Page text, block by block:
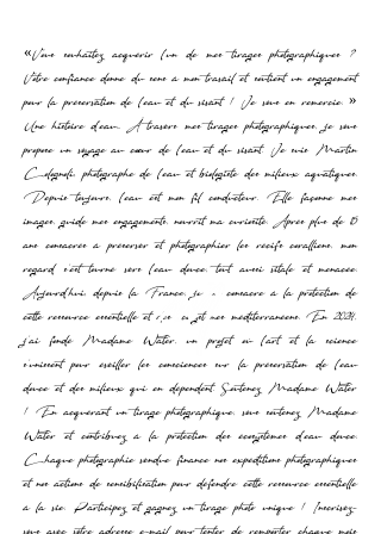
«Vous souhaitez acquérir l’un de mes tirages photographiques ?
Votre confiance donne du sens à mon travail et soutient un engagement
pour la préservation de l’eau et du vivant ! Je vous en remercie. »
Une histoire d’eau... À travers mes tirages photographiques, je vous
propose un voyage au cœur de l’eau et du vivant. Je suis Martin
Colognoli, photographe de l’eau et biologiste des milieux aquatiques.
Depuis toujours, l’eau est mon fil conducteur. Elle façonne mes
images, guide mes engagements, nourrit ma curiosité. Après plus de 15
ans consacrés à préserver et photographier les récifs coralliens, mon
regard s’est tourné vers l’eau douce, tout aussi vitale et menacée.
Aujourd’hui, depuis la France, je me consacre à la protection de
cette ressource essentielle et des écosystèmes méditerranéens. En 2024,
j’ai fondé Madame Water, un projet où l’art et la science
s’unissent pour éveiller les consciences sur la préservation de l’eau
douce et des milieux qui en dépendent. Soutenez Madame Water
! En acquérant un tirage photographique, vous soutenez Madame
Water et contribuez à la protection des écosystèmes d’eau douce.
Chaque photographie vendue finance nos expéditions photographiques
et nos actions de sensibilisation pour défendre cette ressource essentielle
à la vie. Participez et gagnez un tirage photo unique ! Inscrivez-